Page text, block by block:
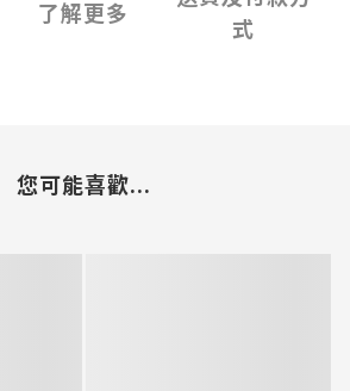
了解更多
式
您可能喜歡...